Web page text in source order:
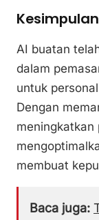
Kesimpulan
AI buatan
dalam
untuk
Dengan
meningkatkan
membuat
Baca juga: